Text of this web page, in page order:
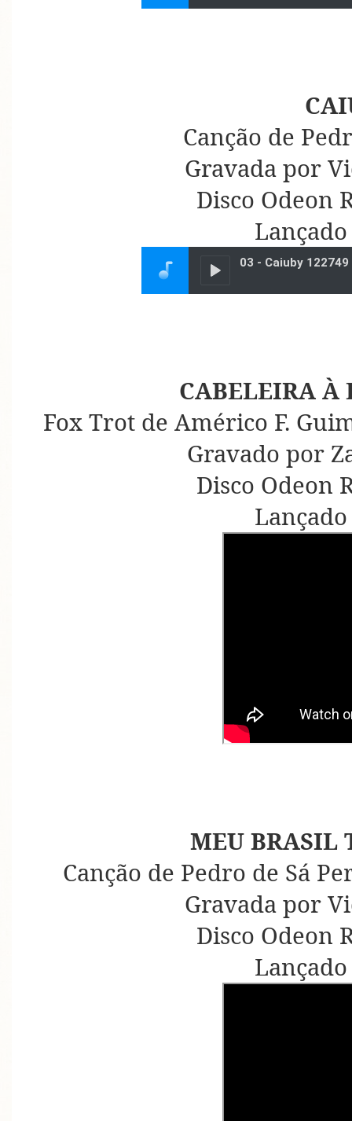
Canção de
Gravada por
Disco Odeon
CABELEIRA À
Fox Trot de Américo F.
Gravado por
Disco Odeon
MEU BRASIL
Canção de Pedro de Sá
Gravada por
Disco Odeon